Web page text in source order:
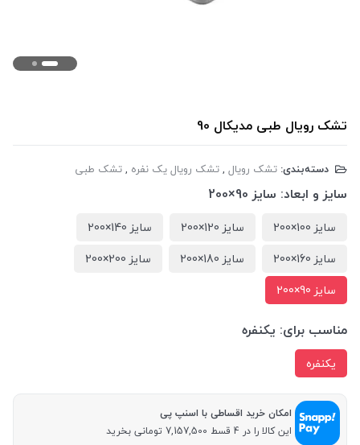
تشک رویال طبی مدیکال 90
دسته‌بندی: تشک رویال ,تشک رویال یک نفره ,تشک طبی
سایز و ابعاد: سایز 90×200
سایز 100×200 سایز 120×200
سایز 140×200
سایز 160×200
سایز 180×200
سایز 200×200
سایز 90×200
مناسب برای: یکنفره
یکنفره
امکان خرید اقساطی با اسنپ پی
این کالا را در 4 قسط 7,157,500 تومانی بخرید